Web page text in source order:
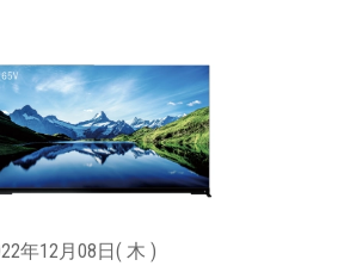
年12月08日( 木 )